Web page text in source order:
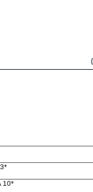
10*